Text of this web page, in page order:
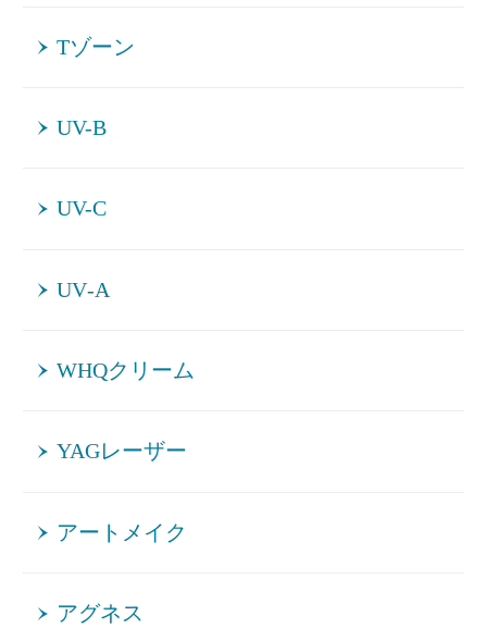
Tゾーン
UV-B
UV-C
UV‐A
WHQクリーム
YAGレーザー
アートメイク
アグネス